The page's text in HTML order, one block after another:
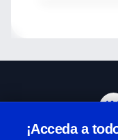
¡Acceda a